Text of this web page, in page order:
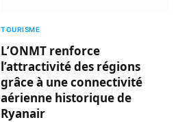
TOURISME
L’ONMT renforce
l’attractivité des régions
grâce à une connectivité
aérienne historique de
Ryanair